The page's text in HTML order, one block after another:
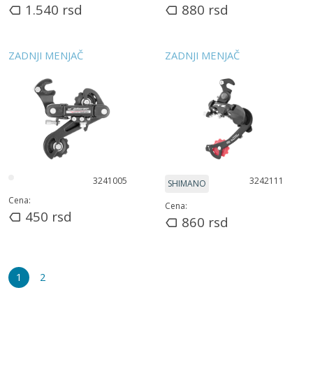
1.540 rsd 880 rsd
ZADNJI MENJAČ
3241005
Cena:
450 rsd
ZADNJI MENJAČ
SHIMANO 3242111
Cena:
860 rsd
1 2